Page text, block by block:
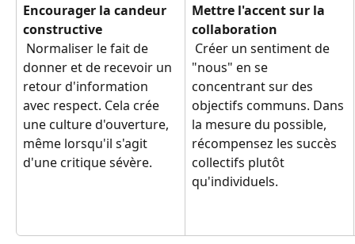
Encourager la candeur
constructive
Normaliser le fait de
donner et de recevoir un
retour d'information
avec respect. Cela crée
une culture d'ouverture,
même lorsqu'il s'agit
d'une critique sévère.
Mettre l'accent sur la
collaboration
Créer un sentiment de
"nous" en se
concentrant sur des
objectifs communs. Dans
la mesure du possible,
récompensez les succès
collectifs plutôt
qu'individuels.